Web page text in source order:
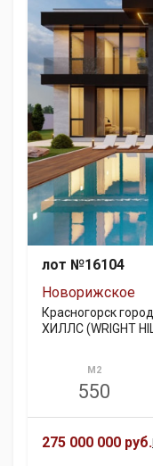
лот №16104
Новорижское
Красногорск
ХИЛЛС (WRIGHT
М2
550
275 000 000 руб.